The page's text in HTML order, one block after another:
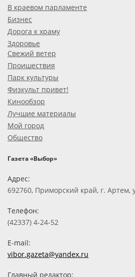
В краевом парламенте
Бизнес
Дорога к храму
Здоровье
Свежий ветер
Проишествия
Парк культуры
Физкульт привет!
Кинообзор
Лучшие материалы
Мой город
Общество
Газета «Выбор»
Адрес:
692760, Приморский край, г. Артем,
Телефон:
(42337) 4-24-52
E-mail:
vibor.gazeta@yandex.ru
Главный редактор: